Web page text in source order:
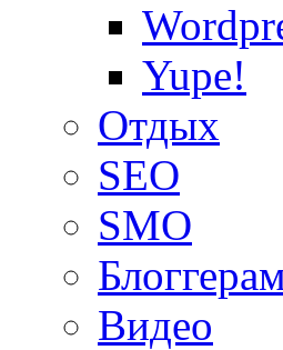
Yupe!
Oтдых
SEO
SMO
Видео